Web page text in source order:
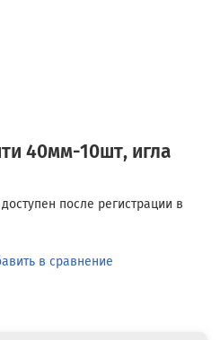
40мм-10шт, игла
в сравнение